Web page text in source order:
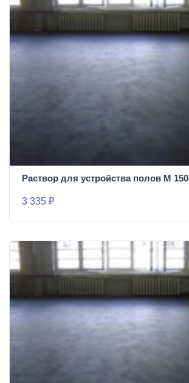
Раствор для устройства полов М 150
3 335 ₽